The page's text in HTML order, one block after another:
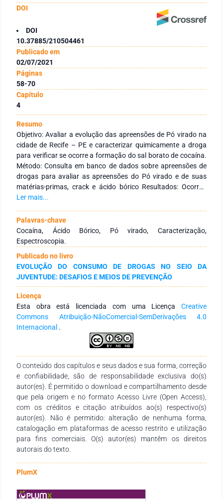
DOI
DOI
10.37885/210504461
Publicado em
02/07/2021
Páginas
58-70
Capítulo
4
Resumo
Objetivo: Avaliar a evolução das apreensões de Pó virado na
cidade de Recife – PE e caracterizar quimicamente a droga
para verificar se ocorre a formação do sal borato de cocaína.
Método: Consulta em banco de dados sobre apreensões de
drogas para avaliar as apreensões do Pó virado e de suas
matérias-primas, crack e ácido bórico Resultados: Ocorreu
um aumento das apreensões de Pó virado na cidade de Recife
crack e ácido bórico que podem ser utilizadas para produzir o
Pó virado e as análises espectroscópicas indicam a formação
do sal borato de cocaína. Conclusão: O Pó virado é uma nova
forma de apresentação da cocaína resultante da adição do
ácido bórico ao crack, formando o borato de cocaína. É
produzida principalmente por usuários em situação de rua
como forma de aliviar a fissura pelo uso de crack e como
forma de tentar evitar abordagens policiais violentas.
Ler mais...
Palavras-chave
Cocaína, Ácido Bórico, Pó virado, Caracterização,
Espectroscopia.
Publicado no livro
EVOLUÇÃO DO CONSUMO DE DROGAS NO SEIO DA
JUVENTUDE: DESAFIOS E MEIOS DE PREVENÇÃO
Licença
Esta obra está licenciada com uma Licença Creative
Commons Atribuição-NãoComercial-SemDerivações 4.0
Internacional .
O conteúdo dos capítulos e seus dados e sua forma, correção
e confiabilidade, são de responsabilidade exclusiva do(s)
autor(es). É permitido o download e compartilhamento desde
que pela origem e no formato Acesso Livre (Open Access),
com os créditos e citação atribuídos ao(s) respectivo(s)
autor(es). Não é permitido: alteração de nenhuma forma,
catalogação em plataformas de acesso restrito e utilização
para fins comerciais. O(s) autor(es) mantêm os direitos
autorais do texto.
PlumX